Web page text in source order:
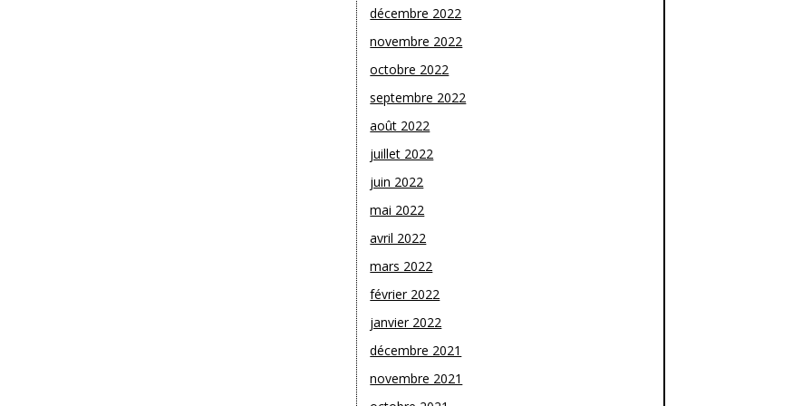
décembre 2022
novembre 2022
octobre 2022
septembre 2022
août 2022
juillet 2022
juin 2022
mai 2022
avril 2022
mars 2022
février 2022
janvier 2022
décembre 2021
novembre 2021